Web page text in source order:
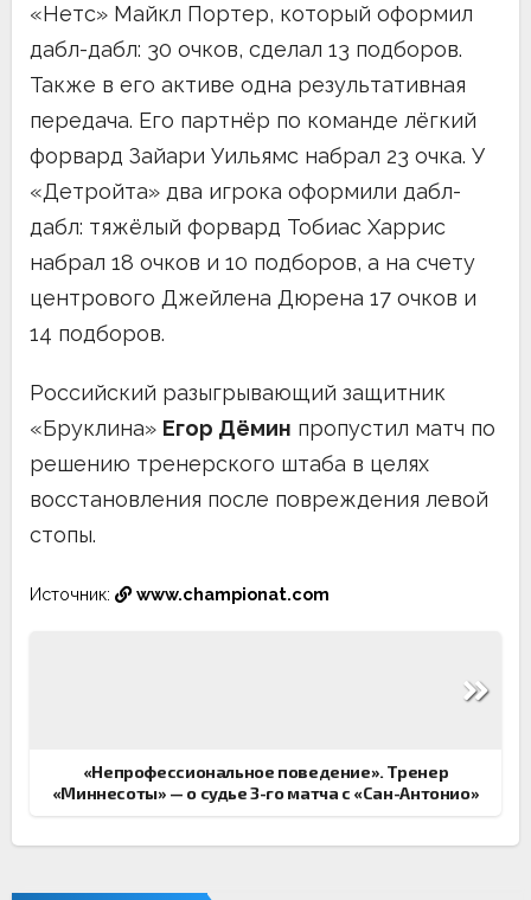
«Нетс» Майкл Портер, который оформил
дабл-дабл: 30 очков, сделал 13 подборов.
Также в его активе одна результативная
передача. Его партнёр по команде лёгкий
форвард Зайари Уильямс набрал 23 очка. У
«Детройта» два игрока оформили дабл-
дабл: тяжёлый форвард Тобиас Харрис
набрал 18 очков и 10 подборов, а на счету
центрового Джейлена Дюрена 17 очков и
14 подборов.
Российский разыгрывающий защитник
«Бруклина» Егор Дёмин пропустил матч по
решению тренерского штаба в целях
восстановления после повреждения левой
стопы.
Источник: www.championat.com
«Непрофессиональное поведение». Тренер
«Миннесоты» — о судье 3-го матча с «Сан-Антонио»